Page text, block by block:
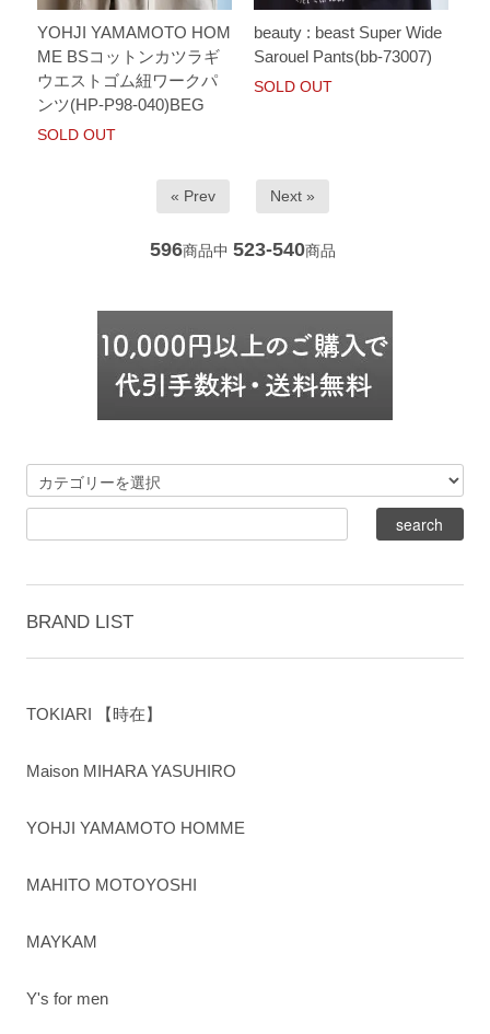
YOHJI YAMAMOTO HOM
ME BSコットンカツラギ
ウエストゴム紐ワークパ
ンツ(HP-P98-040)BEG
SOLD OUT
beauty : beast Super Wide
Sarouel Pants(bb-73007)
SOLD OUT
« Prev Next »
596商品中 523-540商品
BRAND LIST
TOKIARI 【時在】
Maison MIHARA YASUHIRO
YOHJI YAMAMOTO HOMME
MAHITO MOTOYOSHI
MAYKAM
Y's for men